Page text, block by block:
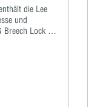
die Lee
und
Breech Lock 3-